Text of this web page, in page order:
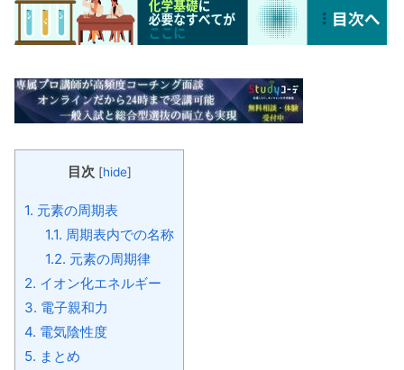
目次 [hide]
1. 元素の周期表
1.1. 周期表内での名称
1.2. 元素の周期律
2. イオン化エネルギー
3. 電子親和力
4. 電気陰性度
5. まとめ